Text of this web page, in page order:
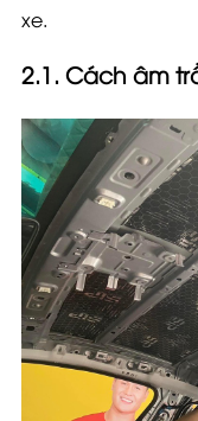
xe.
2.1. Cách âm